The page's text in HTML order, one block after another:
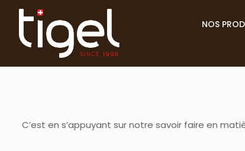
NOS
C’est en s’appuyant sur notre savoir faire en